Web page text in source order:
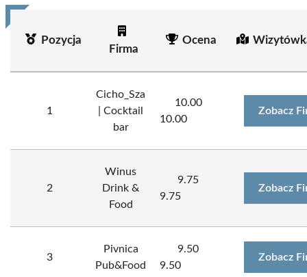
Pozycja
Firma
Ocena
1
Cicho_Sza
| Cocktail
bar
10.00
10.00
Zobacz
2
Winus
Drink &
Food
9.75
9.75
Zobacz
3
Pivnica
Pub&Food
9.50
9.50
Zobacz